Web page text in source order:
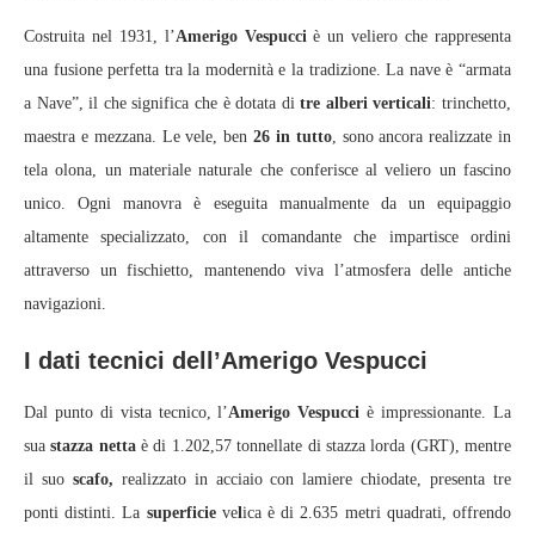
Costruita nel 1931, l’Amerigo Vespucciè un veliero che rappresenta
una fusione perfetta tra la modernità e la tradizione. La nave è “armata
a Nave”, il che significa che è dotata ditre alberi verticali: trinchetto,
maestra e mezzana. Le vele, ben 26 in tutto, sono ancora realizzate in
tela olona, un materiale naturale che conferisce al veliero un fascino
unico. Ogni manovra è eseguita manualmente da un equipaggio
altamente specializzato, con il comandante che impartisce ordini
attraverso un fischietto, mantenendo viva l’atmosfera delle antiche
navigazioni.
I dati tecnici dell’Amerigo Vespucci
Dal punto di vista tecnico, l’Amerigo Vespucci è impressionante. La
suastazza nettaè di 1.202,57 tonnellate di stazza lorda (GRT), mentre
il suo scafo, realizzato in acciaio con lamiere chiodate, presenta tre
ponti distinti. La superficievelica è di 2.635 metri quadrati, offrendo